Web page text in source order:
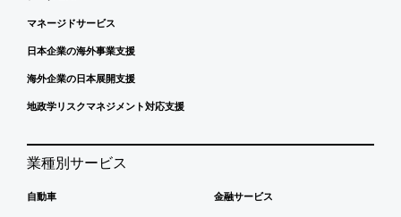
マネージドサービス
日本企業の海外事業支援
海外企業の日本展開支援
地政学リスクマネジメント対応支援
業種別サービス
自動車 金融サービス